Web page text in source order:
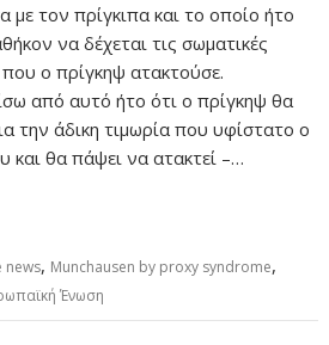
με τον πρίγκιπα και το οποίο ήτο
να δέχεται τις σωματικές
ο πρίγκηψ ατακτούσε.
από αυτό ήτο ότι ο πρίγκηψ θα
την άδικη τιμωρία που υφίστατο ο
και θα πάψει να ατακτεί –…
news, Munchausen by proxy syndrome,
Ένωση